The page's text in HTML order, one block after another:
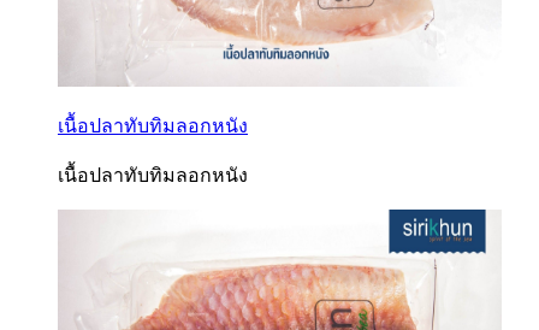
เนื้อปลาทับทิมลอกหนัง
เนื้อปลาทับทิมลอกหนัง